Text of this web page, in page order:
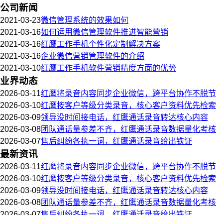
公司新闻
2021-03-23微信管理系统的效果如何
2021-03-16如何运用微信管理软件推进智能营销
2021-03-16红鹰工作手机个性化定制解决方案
2021-03-16企业微信营销管理软件的介绍
2021-03-10红鹰工作手机软件营销精度方面的优势
业界动态
2026-03-11红鹰将录音内容同步企业微信，跨平台协作不脱节
2026-03-10红鹰按客户等级分类录音，核心客户资料优先检索
2026-03-09领导没时间接电话，红鹰通话录音转达核心内容
2026-03-08团队通话量参差不齐，红鹰通话录音数据量化考核
2026-03-07售后纠纷各执一词，红鹰通话录音给出铁证
最新资讯
2026-03-11红鹰将录音内容同步企业微信，跨平台协作不脱节
2026-03-10红鹰按客户等级分类录音，核心客户资料优先检索
2026-03-09领导没时间接电话，红鹰通话录音转达核心内容
2026-03-08团队通话量参差不齐，红鹰通话录音数据量化考核